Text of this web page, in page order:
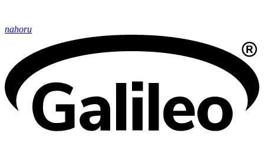
nahoru